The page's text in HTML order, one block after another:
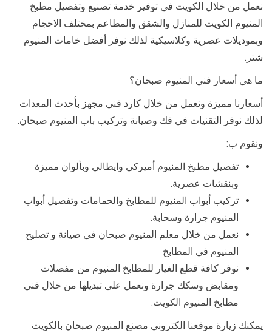
نعمل من خلال الكويت في توفير خدمة تصنيع وتفصيل مطبخ
المنيوم الكويت للمنازل والشقق والمطاعم بمختلف الاحجام
وبموديلات عصرية وكلاسيكية لذلك نوفر أفضل خامات المنيوم
شتر.
ما هي أسعار فني المنيوم صبحان؟
أسعارنا مميزة ونعمل من خلال كارد فني مجهز بأحدث المعدات
لذلك نوفر التقنيات في فك وصيانة وتركيب باب المنيوم صبحان.
ونقوم ب:
تفصيل مطبخ المنيوم أميركي وايطالي وبألوان مميزة
وبنقشات عصرية.
تركيب أبواب المنيوم للمطابخ والحمامات وتفصيل أبواب
المنيوم جرارة وسحابة.
نعمل من خلال معلم المنيوم صبحان في صيانة و تصليح
المنيوم في المطابخ
نوفر كافة قطع الغيار للمطابخ المنيوم من مفصلات
ومقابض وسكك جرارة ونعمل على تبديلها من خلال فني
مطابخ المنيوم الكويت.
يمكنك زيارة موقعنا الكتروني مصنع المنيوم صبحان بالكويت